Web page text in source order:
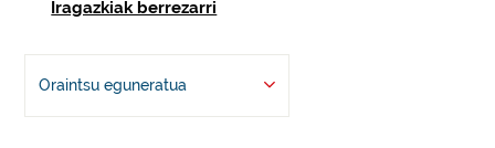
Iragazkiak berrezarri
Oraintsu eguneratua